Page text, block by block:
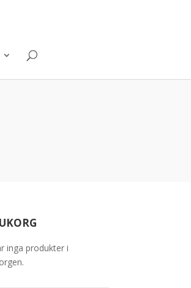
inga produkter i